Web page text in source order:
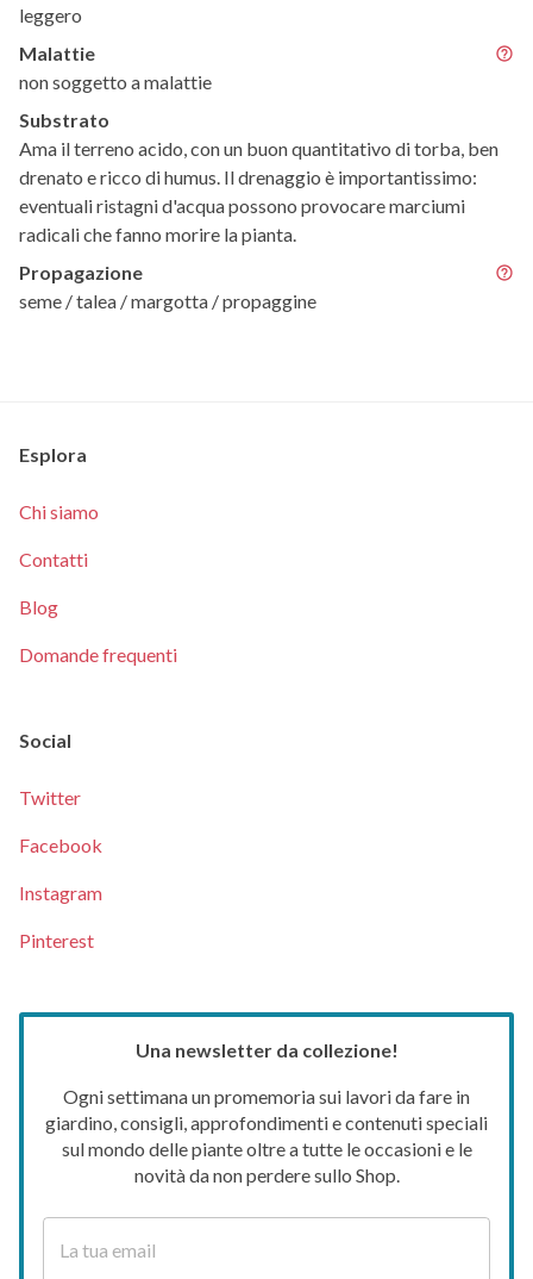
leggero
Malattie
non soggetto a malattie
Substrato
Ama il terreno acido, con un buon quantitativo di torba, ben
drenato e ricco di humus. Il drenaggio è importantissimo:
eventuali ristagni d'acqua possono provocare marciumi
radicali che fanno morire la pianta.
Propagazione
seme / talea / margotta / propaggine
Esplora
Chi siamo
Contatti
Blog
Domande frequenti
Social
Twitter
Facebook
Instagram
Pinterest
Una newsletter da collezione!
Ogni settimana un promemoria sui lavori da fare in
giardino, consigli, approfondimenti e contenuti speciali
sul mondo delle piante oltre a tutte le occasioni e le
novità da non perdere sullo Shop.